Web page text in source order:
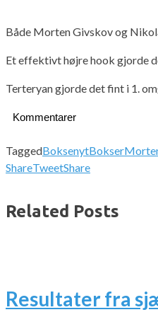
Både Morten Givskov og
Et effektivt højre hook gjorde
Terteryan gjorde det fint i 1.
Kommentarer
TaggedBoksenytBokser
ShareTweetShare
Related Posts
Resultater fra